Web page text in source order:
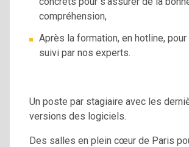
compréhension,
Après la formation, en hotline, pour
suivi par nos experts.
Un poste par stagiaire avec les
versions des logiciels.
Des salles en plein cœur de Paris